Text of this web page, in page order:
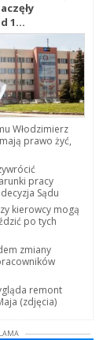
1...
Włodzimierz
prawo żyć,
pracy
Sądu
kierowcy mogą
po tych
zmiany
remont
(zdjęcia)